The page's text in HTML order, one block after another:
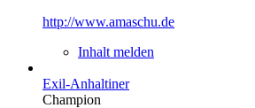
http://www.amaschu.de
Inhalt melden
Exil-Anhaltiner
Champion